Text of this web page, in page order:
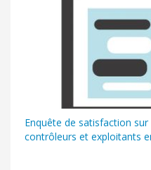
Enquête de satisfaction
contrôleurs et exploitants